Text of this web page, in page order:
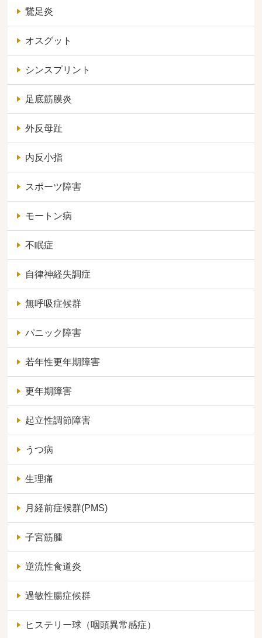
鵞足炎
オスグット
シンスプリント
足底筋膜炎
外反母趾
内反小指
スポーツ障害
モートン病
不眠症
自律神経失調症
無呼吸症候群
パニック障害
若年性更年期障害
更年期障害
起立性調節障害
うつ病
生理痛
月経前症候群(PMS)
子宮筋腫
逆流性食道炎
過敏性腸症候群
ヒステリー球（咽頭異常感症）